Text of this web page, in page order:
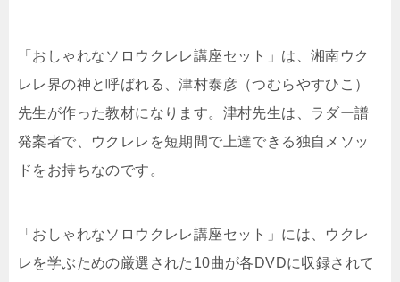
「おしゃれなソロウクレレ講座セット」は、湘南ウク
レレ界の神と呼ばれる、津村泰彦（つむらやすひこ）
先生が作った教材になります。津村先生は、ラダー譜
発案者で、ウクレレを短期間で上達できる独自メソッ
ドをお持ちなのです。
「おしゃれなソロウクレレ講座セット」には、ウクレ
レを学ぶための厳選された10曲が各DVDに収録されて